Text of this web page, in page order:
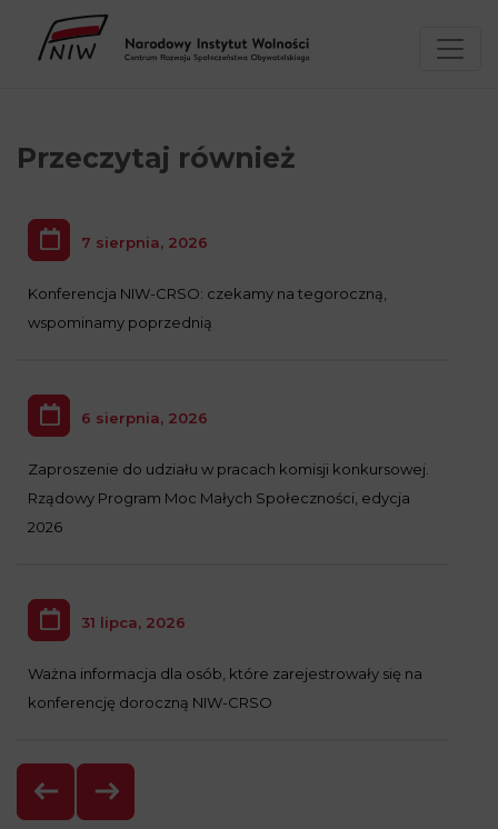
treści
Przeczytaj również
7 sierpnia, 2026
Konferencja NIW-CRSO: czekamy na tegoroczną,
wspominamy poprzednią
6 sierpnia, 2026
Zaproszenie do udziału w pracach komisji konkursowej.
Rządowy Program Moc Małych Społeczności, edycja
2026
31 lipca, 2026
Ważna informacja dla osób, które zarejestrowały się na
konferencję doroczną NIW-CRSO